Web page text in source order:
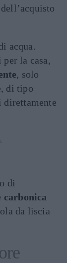
dell’acquisto
acqua.
la casa,
, solo
di tipo
direttamente
di
carbonica
da liscia